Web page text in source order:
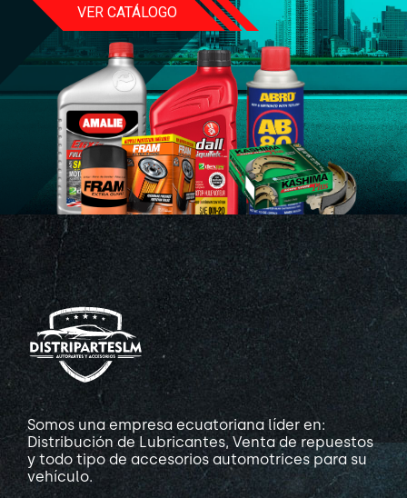
VER CATÁLOGO
Somos una empresa ecuatoriana líder en:
Distribución de Lubricantes, Venta de repuestos
y todo tipo de accesorios automotrices para su
vehículo.